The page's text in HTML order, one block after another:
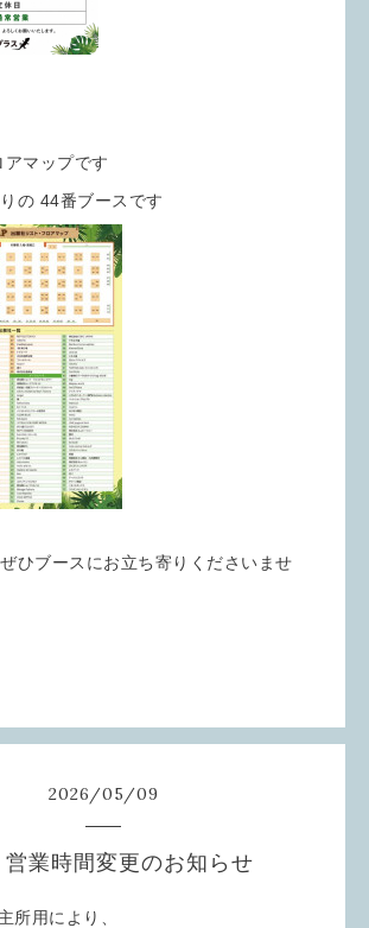
マップです
の 44番ブースです
ひブースにお立ち寄りくださいませ
2026/05/09
業時間変更のお知らせ
所用により、